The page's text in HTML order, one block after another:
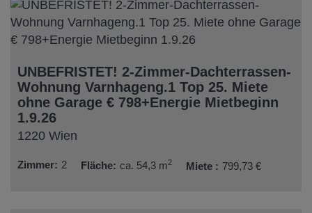
UNBEFRISTET! 2-Zimmer-Dachterrassen-
Wohnung Varnhageng.1 Top 25. Miete
ohne Garage € 798+Energie Mietbeginn
1.9.26
1220 Wien
Zimmer 2 Fläche ca. 54,3 m2 Miete 799,73 €